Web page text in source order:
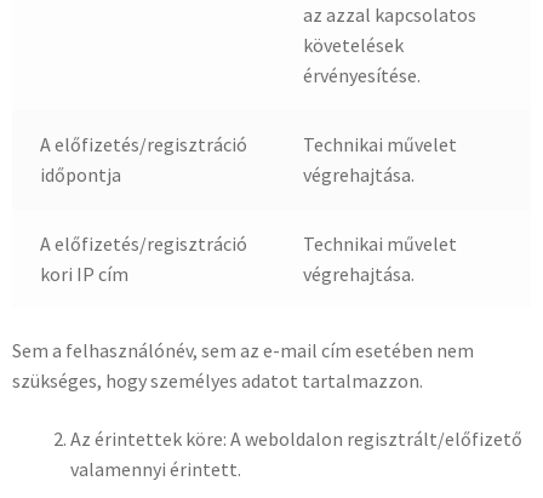
az azzal kapcsolatos
követelések
érvényesítése.
A előfizetés/regisztráció
időpontja
Technikai művelet
végrehajtása.
A előfizetés/regisztráció
kori IP cím
Technikai művelet
végrehajtása.
Sem a felhasználónév, sem az e-mail cím esetében nem
szükséges, hogy személyes adatot tartalmazzon.
Az érintettek köre: A weboldalon regisztrált/előfizető
valamennyi érintett.